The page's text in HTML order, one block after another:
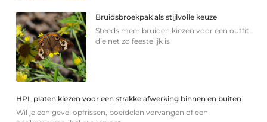
Bruidsbroekpak als stijlvolle keuze
Steeds meer bruiden kiezen voor een outfit
die net zo feestelijk is
HPL platen kiezen voor een strakke afwerking binnen en buiten
Wil je een gevel opfrissen, boeidelen vervangen of een